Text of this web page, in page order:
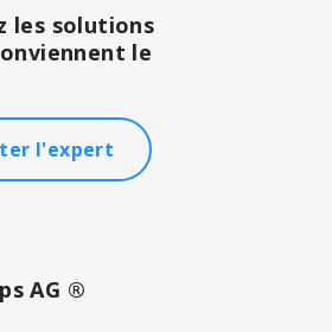
les solutions
le
l'expert
AG ®